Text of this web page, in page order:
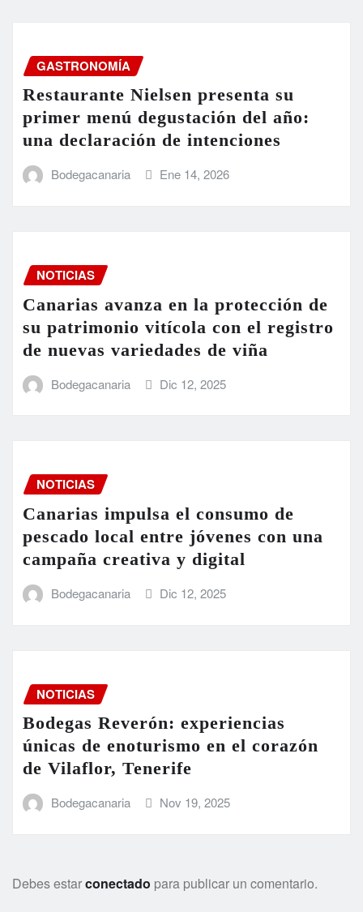
GASTRONOMÍA
Restaurante Nielsen presenta su
primer menú degustación del año:
una declaración de intenciones
Bodegacanaria Ene 14, 2026
NOTICIAS
Canarias avanza en la protección de
su patrimonio vitícola con el registro
de nuevas variedades de viña
Bodegacanaria Dic 12, 2025
NOTICIAS
Canarias impulsa el consumo de
pescado local entre jóvenes con una
campaña creativa y digital
Bodegacanaria Dic 12, 2025
NOTICIAS
Bodegas Reverón: experiencias
únicas de enoturismo en el corazón
de Vilaflor, Tenerife
Bodegacanaria Nov 19, 2025
Debes estarconectado para publicar un comentario.